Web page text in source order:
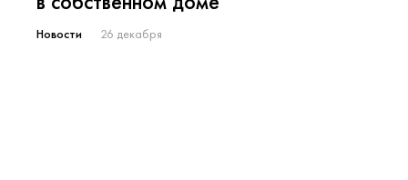
Звезды
Гороскопы
Новости 26 декабря